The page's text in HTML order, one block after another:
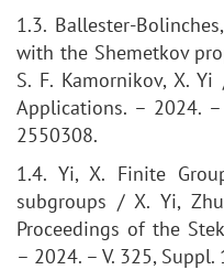
1.3. Ballester-
with the Shemetkov
S. F. Kamornikov, X.
Applications. – 2024. –
2550308.
1.4. Yi, X. Finite
subgroups / X. Yi,
Proceedings of the
– 2024. – V. 325, Suppl.